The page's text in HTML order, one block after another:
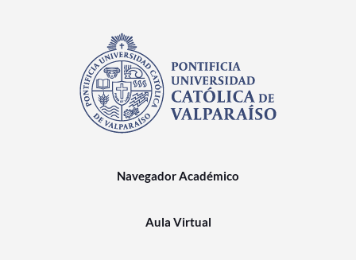
Navegador Académico
Aula Virtual